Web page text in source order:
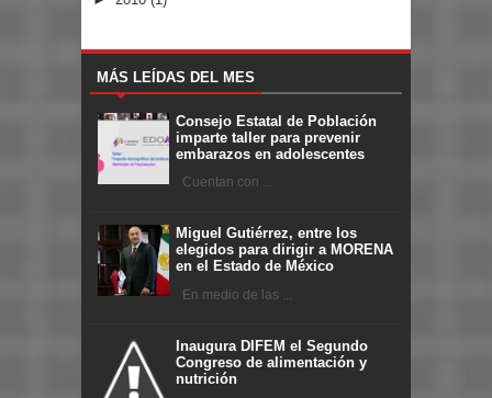
MÁS LEÍDAS DEL MES
Consejo Estatal de Población
imparte taller para prevenir
embarazos en adolescentes
Cuentan con ...
Miguel Gutiérrez, entre los
elegidos para dirigir a MORENA
en el Estado de México
En medio de las ...
Inaugura DIFEM el Segundo
Congreso de alimentación y
nutrición